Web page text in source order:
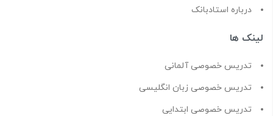
درباره استادبانک
لینک ها
تدریس خصوصی آلمانی
تدریس خصوصی زبان انگلیسی
تدریس خصوصی ابتدایی